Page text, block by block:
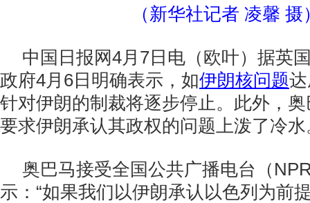
（新华社记者 凌馨 摄
中国日报网4月7日电（欧叶）据英
政府4月6日明确表示，如伊朗核问题
针对伊朗的制裁将逐步停止。此外，
要求伊朗承认其政权的问题上泼了冷水
奥巴马接受全国公共广播电台（
示：“如果我们以伊朗承认以色列为前